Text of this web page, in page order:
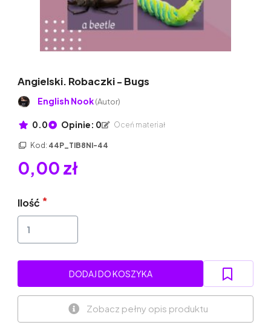
Angielski. Robaczki - Bugs
English Nook(Autor)
0.0 Opinie: 0 Oceń materiał
Kod: 44P_TIB8NI-44
0,00 zł
Ilość
DODAJ DO KOSZYKA
Zobacz pełny opis produktu